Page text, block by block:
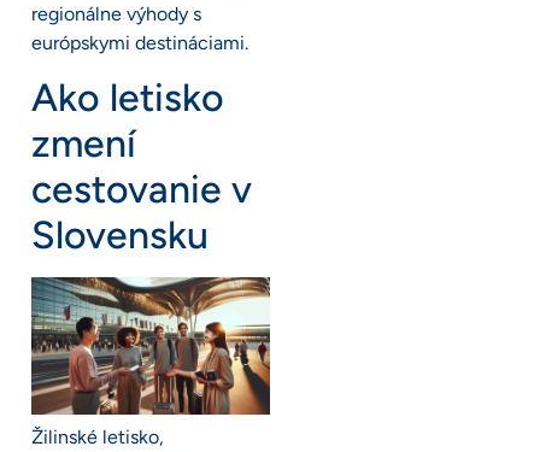
regionálne výhody s
európskymi destináciami.
Ako letisko
zmení
cestovanie v
Slovensku
Žilinské letisko,